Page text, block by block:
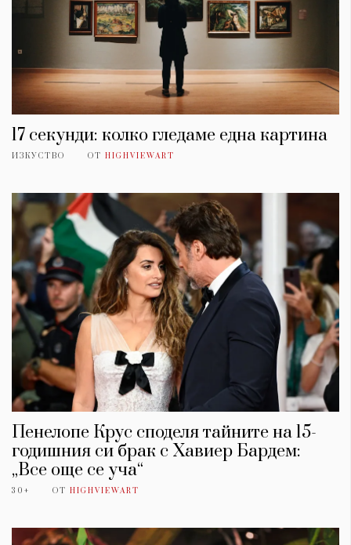
17 секунди: колко гледаме една картина
ИЗКУСТВО ОТ HIGHVIEWART
Пенелопе Крус споделя тайните на 15-
годишния си брак с Хавиер Бардем:
„Все още се уча“
30+ ОТ HIGHVIEWART